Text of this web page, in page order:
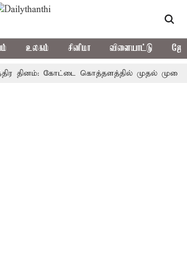
உலகம் சினிமா விளையாட்டு
கோட்டை கொத்தளத்தில் முதல் முறையாக